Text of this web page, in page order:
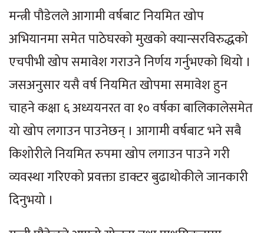
मन्त्री पौडेलले आगामी वर्षबाट नियमित खोप
अभियानमा समेत पाठेघरको मुखको क्यान्सरविरुद्धको
एचपीभी खोप समावेश गराउने निर्णय गर्नुभएको थियो ।
जसअनुसार यसै वर्ष नियमित खोपमा समावेश हुन
चाहने कक्षा ६ अध्ययनरत वा १० वर्षका बालिकालेसमेत
यो खोप लगाउन पाउनेछन् । आगामी वर्षबाट भने सबै
किशोरीले नियमित रुपमा खोप लगाउन पाउने गरी
व्यवस्था गरिएको प्रवक्ता डाक्टर बुढाथोकीले जानकारी
दिनुभयो ।